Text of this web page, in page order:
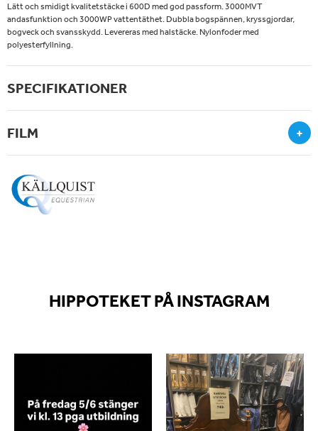
Lätt och smidigt kvalitetstäcke i 600D med god passform. 3000MVT
andasfunktion och 3000WP vattentäthet. Dubbla bogspännen, kryssgjordar,
bogveck och svansskydd. Levereras med halstäcke. Nylonfoder med
polyesterfyllning.
SPECIFIKATIONER
FILM +
HIPPOTEKET PÅ INSTAGRAM